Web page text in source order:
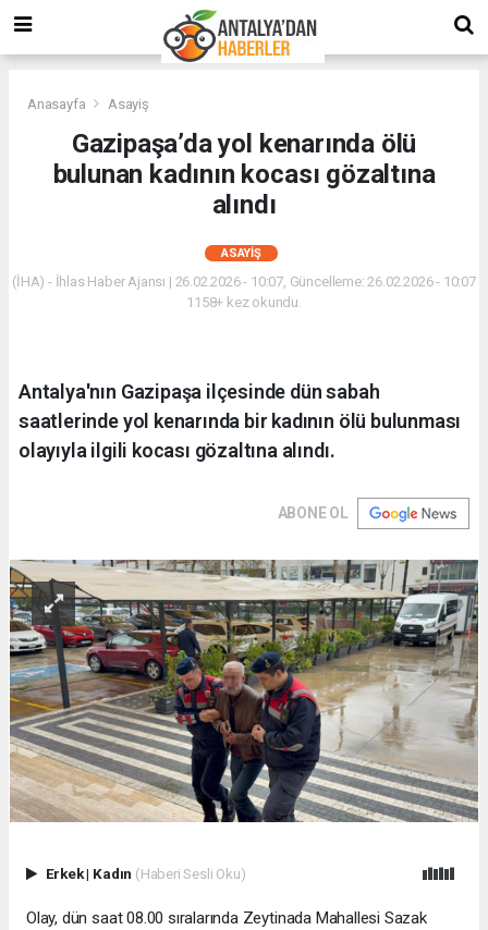
Anasayfa Asayiş
Gazipaşa’da yol kenarında ölü
bulunan kadının kocası gözaltına
alındı
ASAYIŞ
(İHA) - İhlas Haber Ajansı | 26.02.2026 - 10:07, Güncelleme: 26.02.2026 - 10:07
1158+ kez okundu.
Antalya'nın Gazipaşa ilçesinde dün sabah
saatlerinde yol kenarında bir kadının ölü bulunması
olayıyla ilgili kocası gözaltına alındı.
ABONE OL
Erkek| Kadın (Haberi Sesli Oku)
Olay, dün saat 08.00 sıralarında Zeytinada Mahallesi Sazak